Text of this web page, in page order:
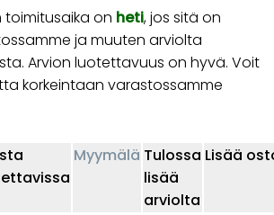
on heti, jos sitä on
ja muuten arviolta
Arvion luotettavuus on hyvä. Voit
korkeintaan varastossamme
Myymälä Tulossa
lisää
arviolta
Lisää